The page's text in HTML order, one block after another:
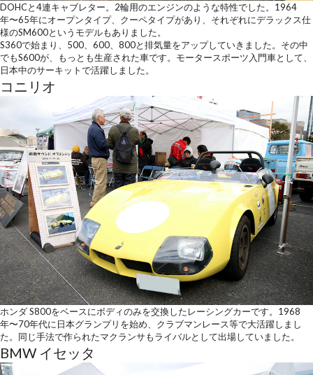
DOHCと4連キャブレター。2輪用のエンジンのような特性でした。1964
年〜65年にオープンタイプ、クーペタイプがあり、それぞれにデラックス仕
様のSM600というモデルもありました。
S360で始まり、500、600、800と排気量をアップしていきました。その中
でもS600が、もっとも生産された車です。モータースポーツ入門車として、
日本中のサーキットで活躍しました。
コニリオ
ホンダ S800をベースにボディのみを交換したレーシングカーです。1968
年〜70年代に日本グランプリを始め、クラブマンレース等で大活躍しまし
た。同じ手法で作られたマクランサもライバルとして出場していました。
BMW イセッタ